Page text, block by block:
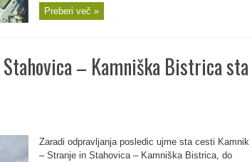
Preberi več »
– Kamniška Bistrica sta
Zaradi odpravljanja posledic ujme sta cesti Kamnik
– Stranje in Stahovica – Kamniška Bistrica, do